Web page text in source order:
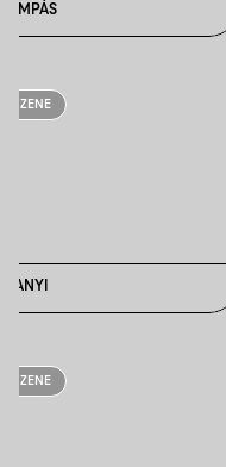
LÁMPÁS
ZENE
MANYI
ZENE